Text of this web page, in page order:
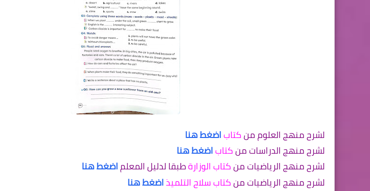
لشرح منهج العلوم منكتاباضغط هنا
لشرح منهج الدراسات منكتاباضغط هنا
لشرح منهج الرياضيات منكتاب الوزارةطبقا لدليل المعلماضغط هنا
لشرح منهج الرياضيات منكتاب سلاح التلميذاضغط هنا